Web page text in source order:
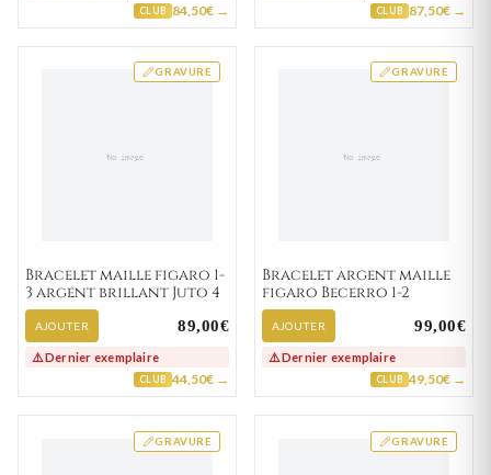
CLUB 84,50€ → CLUB 87,50€ →
GRAVURE
Bracelet maille figaro 1-
3 argent brillant Juto 4
AJOUTER 89,00€
⚠️ Dernier exemplaire
CLUB 44,50€ →
GRAVURE
Bracelet argent maille
figaro Becerro 1-2
AJOUTER 99,00€
⚠️ Dernier exemplaire
CLUB 49,50€ →
GRAVURE GRAVURE